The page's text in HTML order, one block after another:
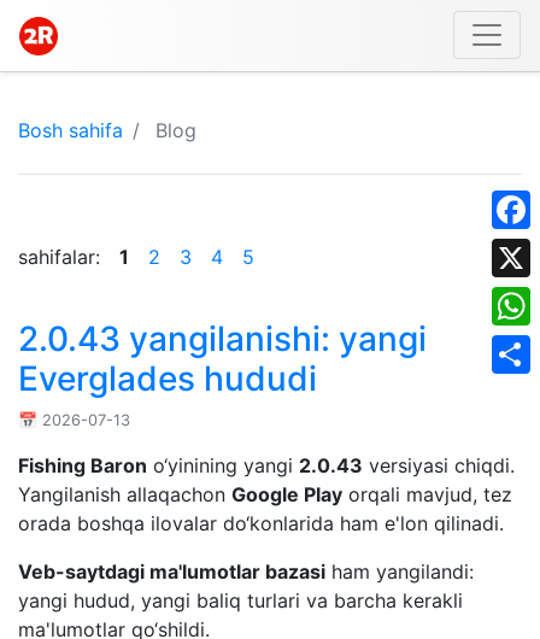
X
Bosh sahifa Blog
sahifalar: 1 2 3 4 5
2.0.43 yangilanishi: yangi
Everglades hududi
📅 2026-07-13
Fishing Baron o‘yinining yangi 2.0.43 versiyasi chiqdi.
Yangilanish allaqachon Google Play orqali mavjud, tez
orada boshqa ilovalar do‘konlarida ham e'lon qilinadi.
Veb-saytdagi ma'lumotlar bazasi ham yangilandi:
yangi hudud, yangi baliq turlari va barcha kerakli
ma'lumotlar qo‘shildi.